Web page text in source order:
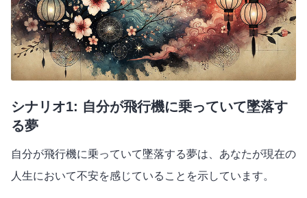
シナリオ1: 自分が飛行機に乗っていて墜落す
る夢
自分が飛行機に乗っていて墜落する夢は、あなたが現在の
人生において不安を感じていることを示しています。